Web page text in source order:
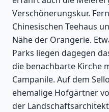
Verschönerungskur.
Chinesischen Teehaus
Nähe der Orangerie.
Parks liegen dagegen
die benachbarte Kirche
Campanile. Auf dem
ehemalige Hofgärtner
der